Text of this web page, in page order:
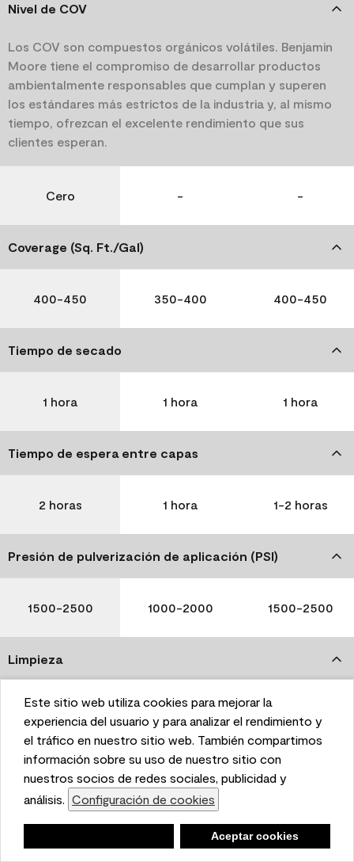
This website uses cookies to enhance user experience
and to analyze performance and traffic on our website.
We also share information about your use of our site
with our social media, advertising, and analytics
partners. Cookie Settings
Accept Cookies
Este sitio web utiliza cookies para mejorar la
experiencia del usuario y para analizar el rendimiento y
el tráfico en nuestro sitio web. También compartimos
información sobre su uso de nuestro sitio con
nuestros socios de redes sociales, publicidad y
análisis. Configuración de cookies
Aceptar cookies
Nivel de COV
Los COV son compuestos orgánicos volátiles. Benjamin
Moore tiene el compromiso de desarrollar productos
ambientalmente responsables que cumplan y superen
los estándares más estrictos de la industria y, al mismo
tiempo, ofrezcan el excelente rendimiento que sus
clientes esperan.
Cero - -
Coverage (Sq. Ft./Gal)
400-450 350-400 400-450
Tiempo de secado
1 hora 1 hora 1 hora
Tiempo de espera entre capas
2 horas 1 hora 1-2 horas
Presión de pulverización de aplicación (PSI)
1500-2500 1000-2000 1500-2500
Limpieza
Agua y jabón Agua y jabón Agua y jabón
Tenga en cuenta que no todos los productos Benjamin
Moore & Co. están disponibles en todas las áreas debido